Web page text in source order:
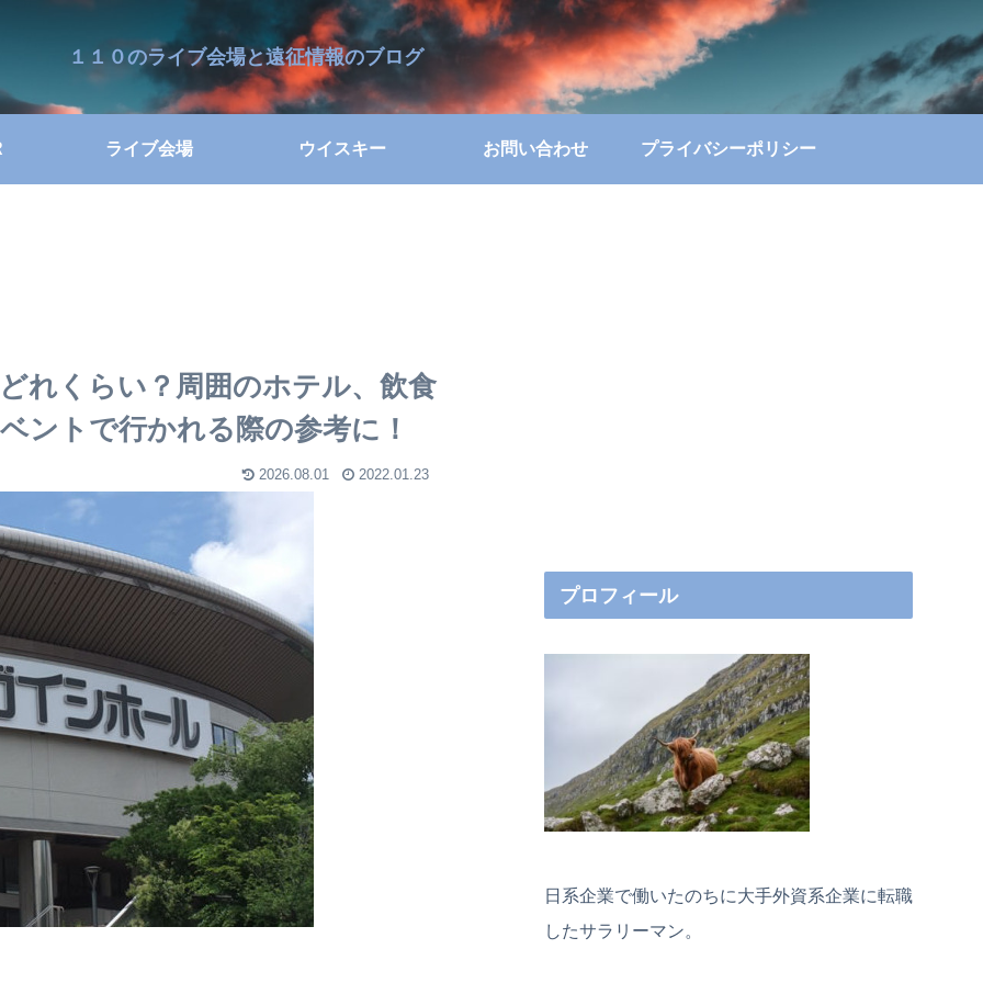
１１０のライブ会場と遠征情報のブログ
ライブ会場 ウイスキー お問い合わせ プライバシーポリシー
れくらい？周囲のホテル、飲食
ントで行かれる際の参考に！
2026.08.01 2022.01.23
プロフィール
日系企業で働いたのちに大手外資系企業に転職
したサラリーマン。